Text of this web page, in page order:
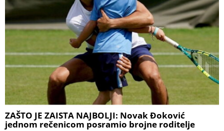
ZAŠTO JE ZAISTA NAJBOLJI: Novak Đoković
jednom rečenicom posramio brojne roditelje